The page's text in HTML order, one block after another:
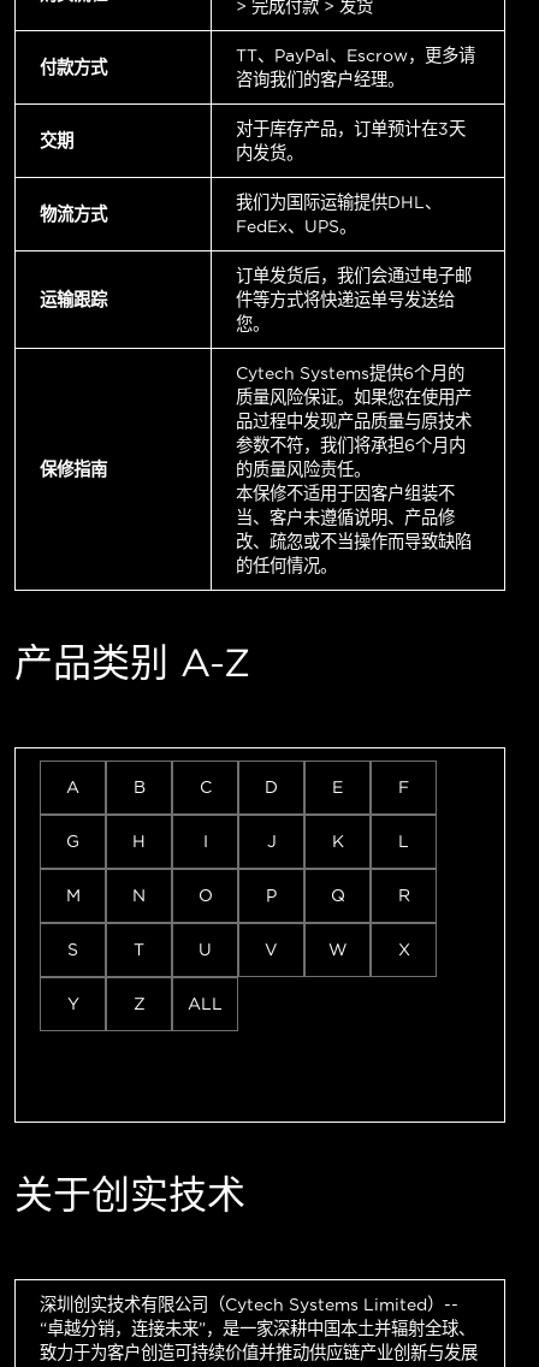
> 完成付款 > 发货
付款方式
TT、PayPal、Escrow，更多请
咨询我们的客户经理。
交期
对于库存产品，订单预计在3天
内发货。
物流方式
我们为国际运输提供DHL、
FedEx、UPS。
运输跟踪
订单发货后，我们会通过电子邮
件等方式将快递运单号发送给
您。
保修指南
Cytech Systems提供6个月的
质量风险保证。如果您在使用产
品过程中发现产品质量与原技术
参数不符，我们将承担6个月内
的质量风险责任。
本保修不适用于因客户组装不
当、客户未遵循说明、产品修
改、疏忽或不当操作而导致缺陷
的任何情况。
产品类别 A-Z
A B C D E F
G H I J K L
M N O P Q R
S T U V W X
Y Z ALL
关于创实技术
深圳创实技术有限公司（Cytech Systems Limited）--
“卓越分销，连接未来”，是一家深耕中国本土并辐射全球、
致力于为客户创造可持续价值并推动供应链产业创新与发展